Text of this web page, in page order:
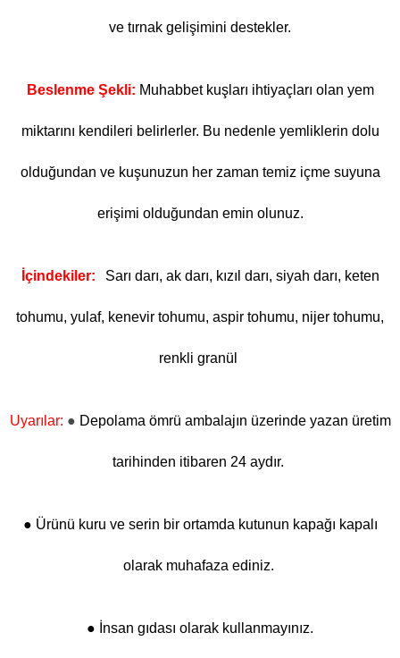
ve tırnak gelişimini destekler.
Beslenme Şekli: Muhabbet kuşları ihtiyaçları olan yem
miktarını kendileri belirlerler. Bu nedenle yemliklerin dolu
olduğundan ve kuşunuzun her zaman temiz içme suyuna
erişimi olduğundan emin olunuz.
İçindekiler: Sarı darı, ak darı, kızıl darı, siyah darı, keten
tohumu, yulaf, kenevir tohumu, aspir tohumu, nijer tohumu,
renkli granül
Uyarılar: ● Depolama ömrü ambalajın üzerinde yazan üretim
tarihinden itibaren 24 aydır.
● Ürünü kuru ve serin bir ortamda kutunun kapağı kapalı
olarak muhafaza ediniz.
● İnsan gıdası olarak kullanmayınız.